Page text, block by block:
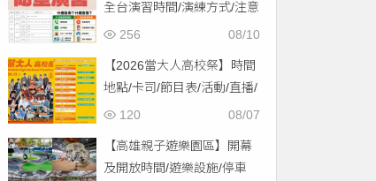
全台演習時間/演練方式/注意
事項一次看！
08/10
256
【2026當大人高校祭】時間
地點/卡司/節目表/活動/直播/
交通，免費入場！
08/07
120
【高雄親子遊樂園區】開幕
及開放時間/遊樂設施/停車